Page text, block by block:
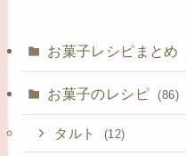
お菓子レシピまとめ
お菓子のレシピ (86)
タルト (12)